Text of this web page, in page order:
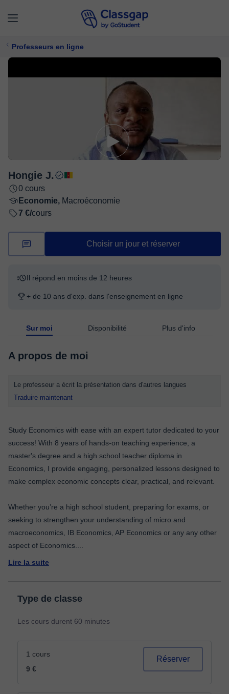
Professeurs en ligne
Hongie J.
0 cours
Economie, Macroéconomie
7 €/cours
Choisir un jour et réserver
Il répond en moins de 12 heures
+ de 10 ans d'exp. dans l'enseignement en ligne
Sur moi Disponibilité Plus d'info
A propos de moi
Le professeur a écrit la présentation dans d'autres langues
Traduire maintenant
Study Economics with ease with an expert tutor dedicated to your
success! With 8 years of hands-on teaching experience, a
master's degree and a high school teacher diploma in
Economics, I provide engaging, personalized lessons designed to
make complex economic concepts clear, practical, and relevant.
Whether you’re a high school student, preparing for exams, or
seeking to strengthen your understanding of micro and
macroeconomics, IB Economics, AP Economics or any any other
aspect of Economics.
Lire la suite
Type de classe
Les cours durent 60 minutes
1 cours
9 €
Réserver